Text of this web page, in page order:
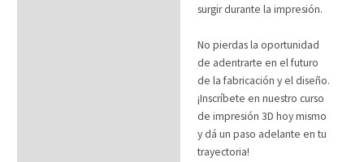
surgir durante la impresión.
No pierdas la oportunidad
de adentrarte en el futuro
de la fabricación y el diseño.
¡Inscríbete en nuestro curso
de impresión 3D hoy mismo
y dá un paso adelante en tu
trayectoria!